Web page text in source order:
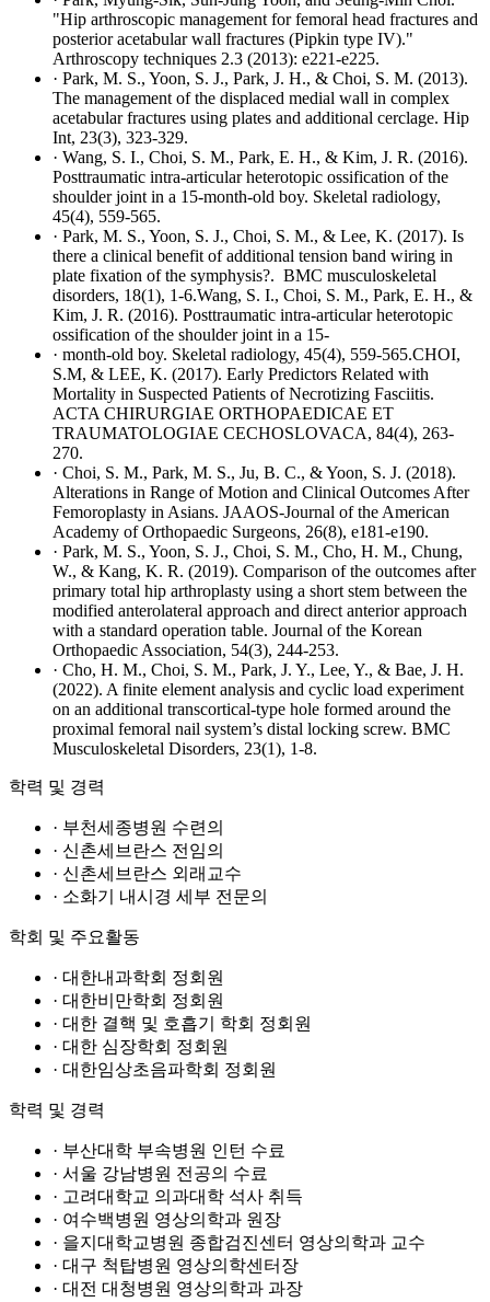
"Hip arthroscopic management for femoral head fractures and
posterior acetabular wall fractures (Pipkin type IV)."
Arthroscopy techniques 2.3 (2013): e221-e225.
· Park, M. S., Yoon, S. J., Park, J. H., & Choi, S. M. (2013).
The management of the displaced medial wall in complex
acetabular fractures using plates and additional cerclage. Hip
Int, 23(3), 323-329.
· Wang, S. I., Choi, S. M., Park, E. H., & Kim, J. R. (2016).
Posttraumatic intra-articular heterotopic ossification of the
shoulder joint in a 15-month-old boy. Skeletal radiology,
45(4), 559-565.
· Park, M. S., Yoon, S. J., Choi, S. M., & Lee, K. (2017). Is
there a clinical benefit of additional tension band wiring in
plate fixation of the symphysis?. BMC musculoskeletal
disorders, 18(1), 1-6.Wang, S. I., Choi, S. M., Park, E. H., &
Kim, J. R. (2016). Posttraumatic intra-articular heterotopic
ossification of the shoulder joint in a 15-
· month-old boy. Skeletal radiology, 45(4), 559-565.CHOI,
S.M, & LEE, K. (2017). Early Predictors Related with
Mortality in Suspected Patients of Necrotizing Fasciitis.
ACTA CHIRURGIAE ORTHOPAEDICAE ET
TRAUMATOLOGIAE CECHOSLOVACA, 84(4), 263-
270.
· Choi, S. M., Park, M. S., Ju, B. C., & Yoon, S. J. (2018).
Alterations in Range of Motion and Clinical Outcomes After
Femoroplasty in Asians. JAAOS-Journal of the American
Academy of Orthopaedic Surgeons, 26(8), e181-e190.
· Park, M. S., Yoon, S. J., Choi, S. M., Cho, H. M., Chung,
W., & Kang, K. R. (2019). Comparison of the outcomes after
primary total hip arthroplasty using a short stem between the
modified anterolateral approach and direct anterior approach
with a standard operation table. Journal of the Korean
Orthopaedic Association, 54(3), 244-253.
· Cho, H. M., Choi, S. M., Park, J. Y., Lee, Y., & Bae, J. H.
(2022). A finite element analysis and cyclic load experiment
on an additional transcortical-type hole formed around the
proximal femoral nail system’s distal locking screw. BMC
Musculoskeletal Disorders, 23(1), 1-8.
학력 및 경력
· 부천세종병원 수련의
· 신촌세브란스 전임의
· 신촌세브란스 외래교수
· 소화기 내시경 세부 전문의
학회 및 주요활동
· 대한내과학회 정회원
· 대한비만학회 정회원
· 대한 결핵 및 호흡기 학회 정회원
· 대한 심장학회 정회원
· 대한임상초음파학회 정회원
학력 및 경력
· 부산대학 부속병원 인턴 수료
· 서울 강남병원 전공의 수료
· 고려대학교 의과대학 석사 취득
· 여수백병원 영상의학과 원장
· 을지대학교병원 종합검진센터 영상의학과 교수
· 대구 척탑병원 영상의학센터장
· 대전 대청병원 영상의학과 과장